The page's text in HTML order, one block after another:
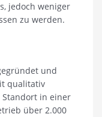
jedoch weniger
zu werden.
und
qualitativ
Standort in einer
über 2.000